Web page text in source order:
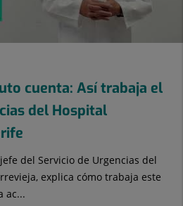
cuenta: Así trabaja el
del Hospital
del Servicio de Urgencias del
explica cómo trabaja este
ac...